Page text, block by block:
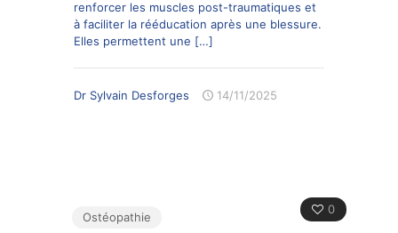
renforcer les muscles post-traumatiques et
à faciliter la rééducation après une blessure.
Elles permettent une […]
Dr Sylvain Desforges 14/11/2025
0
Ostéopathie